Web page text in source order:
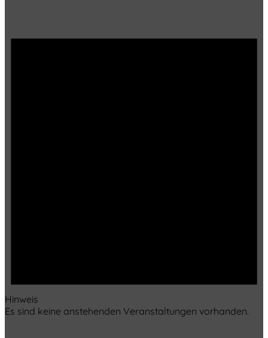
Hinweis
Es sind keine anstehenden Veranstaltungen vorhanden.